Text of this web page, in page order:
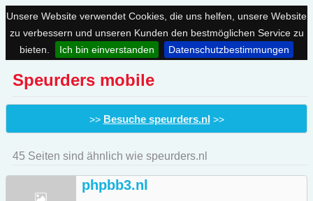
Unsere Website verwendet Cookies, die uns helfen, unsere Website
zu verbessern und unseren Kunden den bestmöglichen Service zu
bieten.
Ich bin einverstanden Datenschutzbestimmungen
Speurders mobile
>> Besuche speurders.nl >>
45 Seiten sind ähnlich wie speurders.nl
phpbb3.nl